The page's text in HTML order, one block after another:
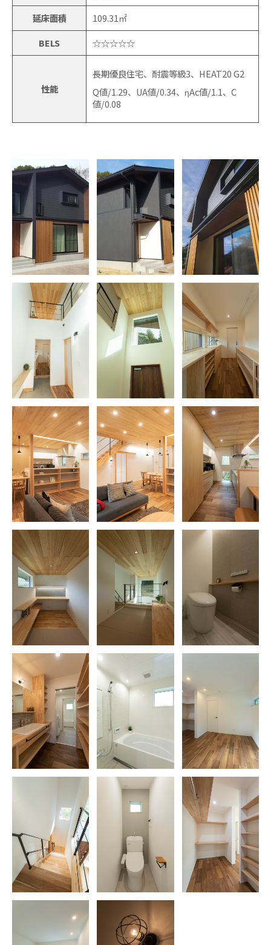
延床面積
109.31㎡
BELS
☆☆☆☆☆
性能
長期優良住宅、耐震等級3、HEAT20 G2
Q値/1.29、UA値/0.34、ηAc値/1.1、C
値/0.08